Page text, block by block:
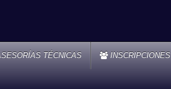
TÉCNICAS INSCRIPCIONES